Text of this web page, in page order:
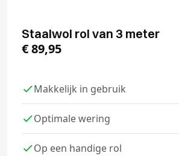
Staalwol rol van 3 meter
€89,95
Makkelijk in gebruik
Optimale wering
Op een handige rol